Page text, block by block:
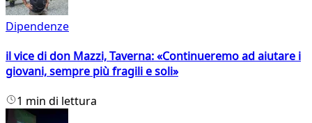
Dipendenze
il vice di don Mazzi, Taverna: «Continueremo ad aiutare i
giovani, sempre più fragili e soli»
1 min di lettura